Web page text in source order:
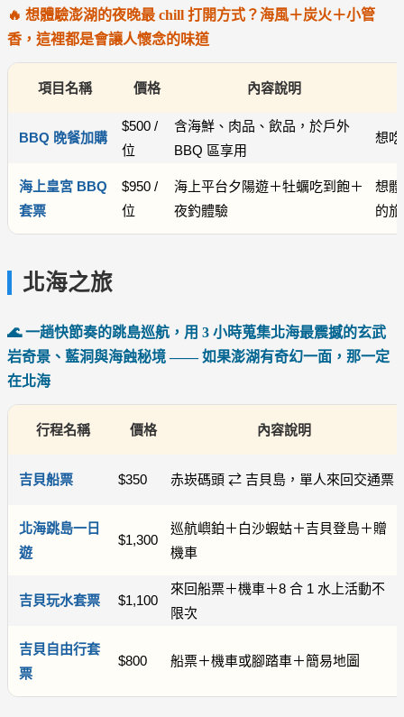
🔥 想體驗澎湖的夜晚最 chill 打開方式？海風＋炭火＋小管
香，這裡都是會讓人懷念的味道
項目名稱 價格 內容說明
BBQ 晚餐加購
$500 /
位
含海鮮、肉品、飲品，於戶外
BBQ 區享用
想
海上皇宮 BBQ
套票
$950 /
位
海上平台夕陽遊＋牡蠣吃到飽＋
夜釣體驗
想
的
北海之旅
🌊 一趟快節奏的跳島巡航，用 3 小時蒐集北海最震撼的玄武
岩奇景、藍洞與海蝕秘境 —— 如果澎湖有奇幻一面，那一定
在北海
行程名稱 價格 內容說明
吉貝船票 $350 赤崁碼頭 ⇄ 吉貝島，單人來回交通票
北海跳島一日
遊
$1,300
巡航嶼鉑＋白沙蝦蛄＋吉貝登島＋贈
機車
吉貝玩水套票 $1,100
來回船票＋機車＋8 合 1 水上活動不
限次
吉貝自由行套
票
$800 船票＋機車或腳踏車＋簡易地圖